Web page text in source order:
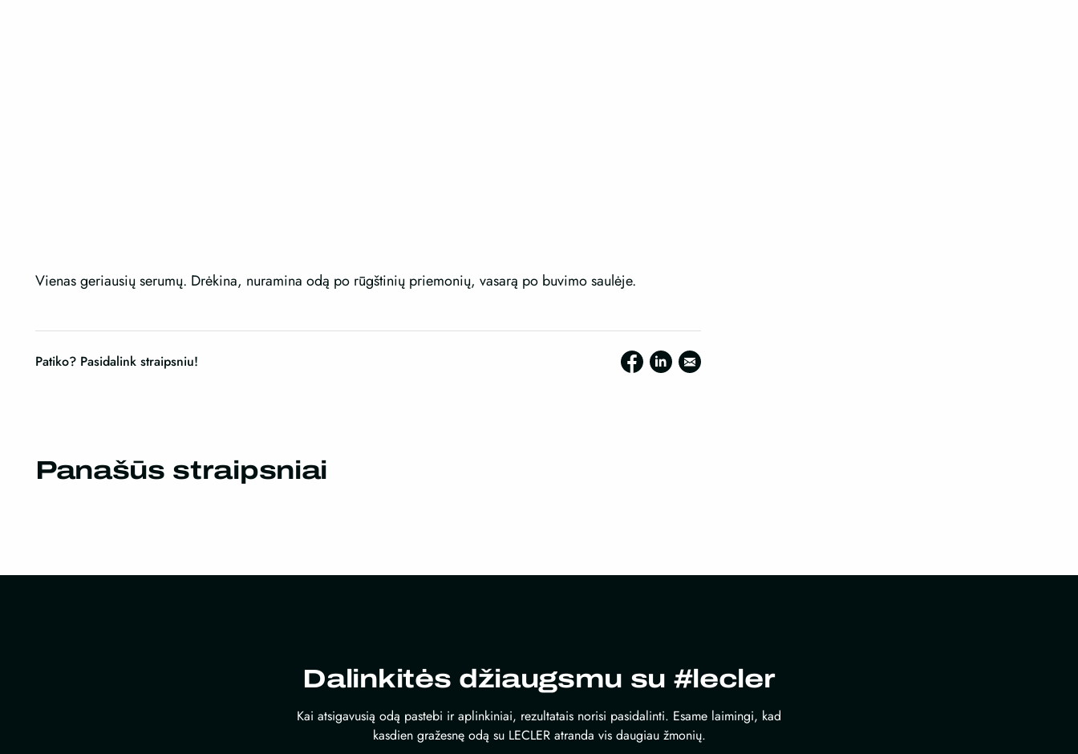
Vienas geriausių serumų. Drėkina, nuramina odą po rūgštinių priemonių, vasarą po buvimo saulėje.
Patiko? Pasidalink straipsniu!
Panašūs straipsniai
Dalinkitės džiaugsmu su #lecler
Kai atsigavusią odą pastebi ir aplinkiniai, rezultatais norisi pasidalinti. Esame laimingi, kad
kasdien gražesnę odą su LECLER atranda vis daugiau žmonių.